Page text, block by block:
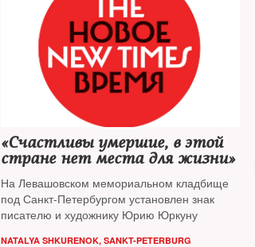
«Счастливы умершие, в этой
стране нет места для жизни»
На Левашовском мемориальном кладбище
под Санкт-Петербургом установлен знак
писателю и художнику Юрию Юркуну
NATALYA SHKURENOK, SANKT-PETERBURG